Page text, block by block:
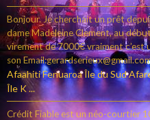
Bonjour. Je cherchait un prêt
dame Madeleine Clement, au
virement de 7000€ vraiment c’est
son
Afaahiti Fenuaroa Île du Sud
Île K ...
Crédit Fiable est un néo-courtier